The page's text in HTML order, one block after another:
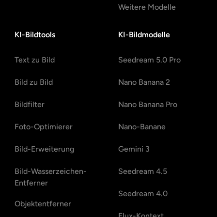
Weitere Modelle
KI-Bildtools
Text zu Bild
Bild zu Bild
Bildfilter
Foto-Optimierer
Bild-Erweiterung
Bild-Wasserzeichen-
Entferner
Objektentferner
KI-Bildmodelle
Seedream 5.0 Pro
Nano Banana 2
Nano Banana Pro
Nano-Banane
Gemini 3
Seedream 4.5
Seedream 4.0